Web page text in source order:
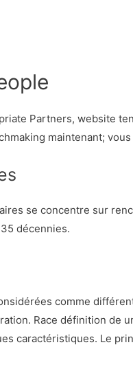
Partners, website
maintenant;
se concentre sur
décennies.
comme
Race définition de
caractéristiques. Le